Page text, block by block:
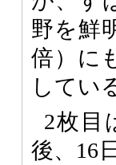
野を鮮
倍）に
してい
2枚目
後、16